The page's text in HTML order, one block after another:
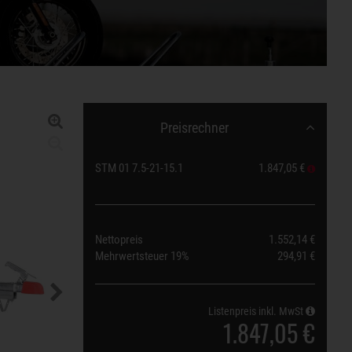
Preisrechner
STM 01 7.5-21-15.1 1.847,05 €
Nettopreis
1.552,14 €
Mehrwertsteuer 19% 294,91 €
Listenpreis inkl. MwSt
1.847,05 €